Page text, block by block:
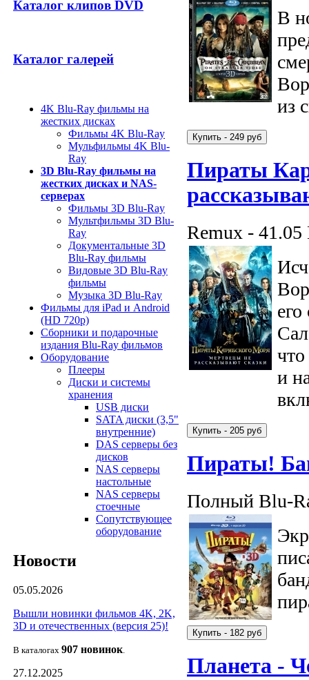
Каталог клипов DVD
Каталог галерей
4K Blu-Ray фильмы на
жестких дисках
Фильмы 4K Blu-Ray
Мульфильмы 4K Blu-
Ray
3D Blu-Ray фильмы на
жестких дисках и NAS-
серверах
Фильмы 3D Blu-Ray
Мультфильмы 3D Blu-
Ray
Документальные 3D
Blu-Ray фильмы
Видовые 3D Blu-Ray
фильмы
Музыка 3D Blu-Ray
Фильмы для iPad и Android
(HD 720p)
Сборники и подарочные
издания Blu-Ray фильмов
Оборудование
Плееры
Диски и системы
хранения
USB диски
SATA диски (3,5"
внутренние)
DAS серверы без
дисков
NAS серверы
настольные
NAS серверы
стоечные
Сопутствующее
оборудование
Новости
05.05.2026
Вышли новинки фильмов 4K, 2K,
3D и отечественных (версия 25)!
В каталогах 907 новинок.
27.12.2025
В
из
Пираты
Remux - 41.05
и
Пираты!
Полный Blu-
Планета -